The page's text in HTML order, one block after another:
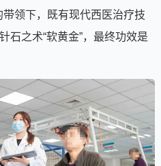
领下，既有现代西医治疗技
石之术“软黄金”，最终功效是